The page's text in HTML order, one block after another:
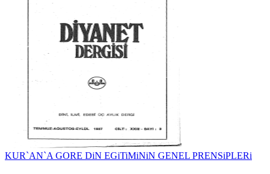
KUR`AN`A GORE DiN EGiTiMiNiN GENEL PRENSiPLERi